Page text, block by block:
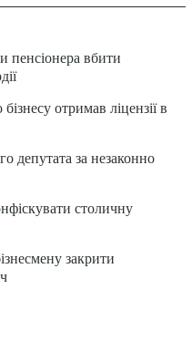
пенсіонера вбити
отримав ліцензії в
депутата за незаконно
столичну
закрити